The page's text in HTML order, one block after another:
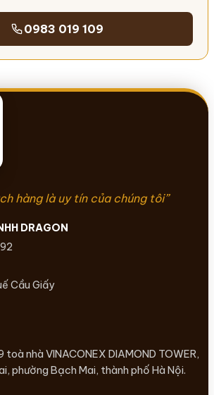
0983 019 109
hàng là uy tín của chúng tôi”
DRAGON
Cầu Giấy
nhà VINACONEX DIAMOND TOWER,
phường Bạch Mai, thành phố Hà Nội.